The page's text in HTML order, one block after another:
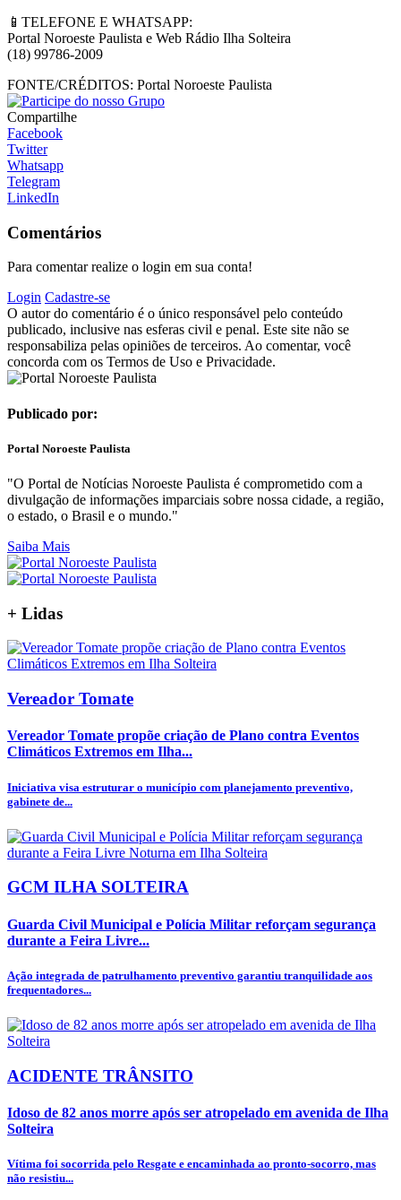
📱TELEFONE E WHATSAPP:
Portal Noroeste Paulista e Web Rádio Ilha Solteira
(18) 99786-2009
FONTE/CRÉDITOS: Portal Noroeste Paulista
Compartilhe
Facebook
Twitter
Whatsapp
Telegram
LinkedIn
Comentários
Para comentar realize o login em sua conta!
Login Cadastre-se
O autor do comentário é o único responsável pelo conteúdo
publicado, inclusive nas esferas civil e penal. Este site não se
responsabiliza pelas opiniões de terceiros. Ao comentar, você
concorda com os Termos de Uso e Privacidade.
Publicado por:
Portal Noroeste Paulista
"O Portal de Notícias Noroeste Paulista é comprometido com a
divulgação de informações imparciais sobre nossa cidade, a região,
o estado, o Brasil e o mundo."
Saiba Mais
+ Lidas
Vereador Tomate
Vereador Tomate propõe criação de Plano contra Eventos
Climáticos Extremos em Ilha...
Iniciativa visa estruturar o município com planejamento preventivo,
gabinete de...
GCM ILHA SOLTEIRA
Guarda Civil Municipal e Polícia Militar reforçam segurança
durante a Feira Livre...
Ação integrada de patrulhamento preventivo garantiu tranquilidade aos
frequentadores...
ACIDENTE TRÂNSITO
Idoso de 82 anos morre após ser atropelado em avenida de Ilha
Solteira
Vítima foi socorrida pelo Resgate e encaminhada ao pronto-socorro, mas
não resistiu...